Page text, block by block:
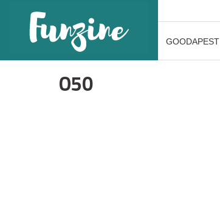
GOODAPEST
O50